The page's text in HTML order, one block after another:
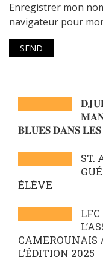
Enregistrer mon
navigateur pour
𝐁𝐋𝐔𝐄𝐒 𝐃𝐀𝐍𝐒
ST.
ÉLÈVE
LFC
CAMEROUNAIS
L’ÉDITION 2025